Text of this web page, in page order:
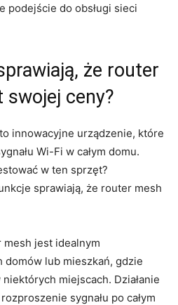
podejście do obsługi sieci
że router
ceny?
innowacyjne urządzenie, które
Wi-Fi w całym domu.
w ten sprzęt?
sprawiają, że router mesh
mesh jest idealnym
domów lub mieszkań, gdzie
niektórych miejscach. Działanie
sygnału po całym